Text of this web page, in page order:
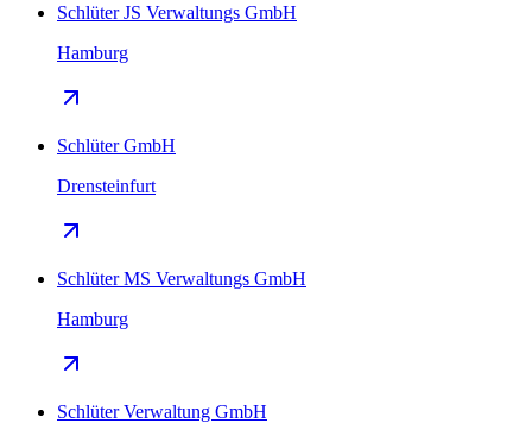
Schlüter JS Verwaltungs GmbH
Hamburg
Schlüter GmbH
Drensteinfurt
Schlüter MS Verwaltungs GmbH
Hamburg
Schlüter Verwaltung GmbH